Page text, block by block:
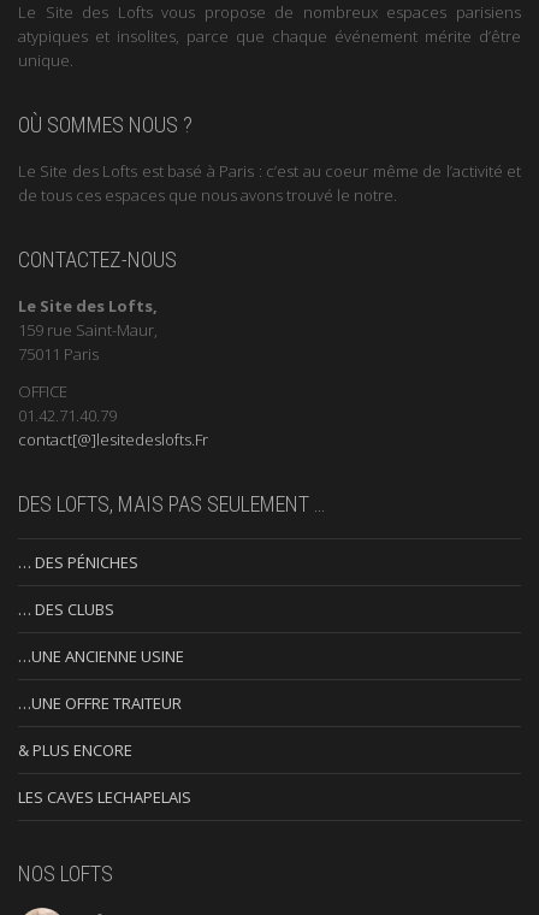
Le Site des Lofts vous propose de nombreux espaces parisiens
atypiques et insolites, parce que chaque événement mérite d’être
unique.
OÙ SOMMES NOUS ?
Le Site des Lofts est basé à Paris : c’est au coeur même de l’activité et
de tous ces espaces que nous avons trouvé le notre.
CONTACTEZ-NOUS
Le Site des Lofts,
159 rue Saint-Maur,
75011 Paris
OFFICE
01.42.71.40.79
contact[@]lesitedeslofts.Fr
DES LOFTS, MAIS PAS SEULEMENT …
… DES PÉNICHES
… DES CLUBS
…UNE ANCIENNE USINE
…UNE OFFRE TRAITEUR
& PLUS ENCORE
LES CAVES LECHAPELAIS
NOS LOFTS